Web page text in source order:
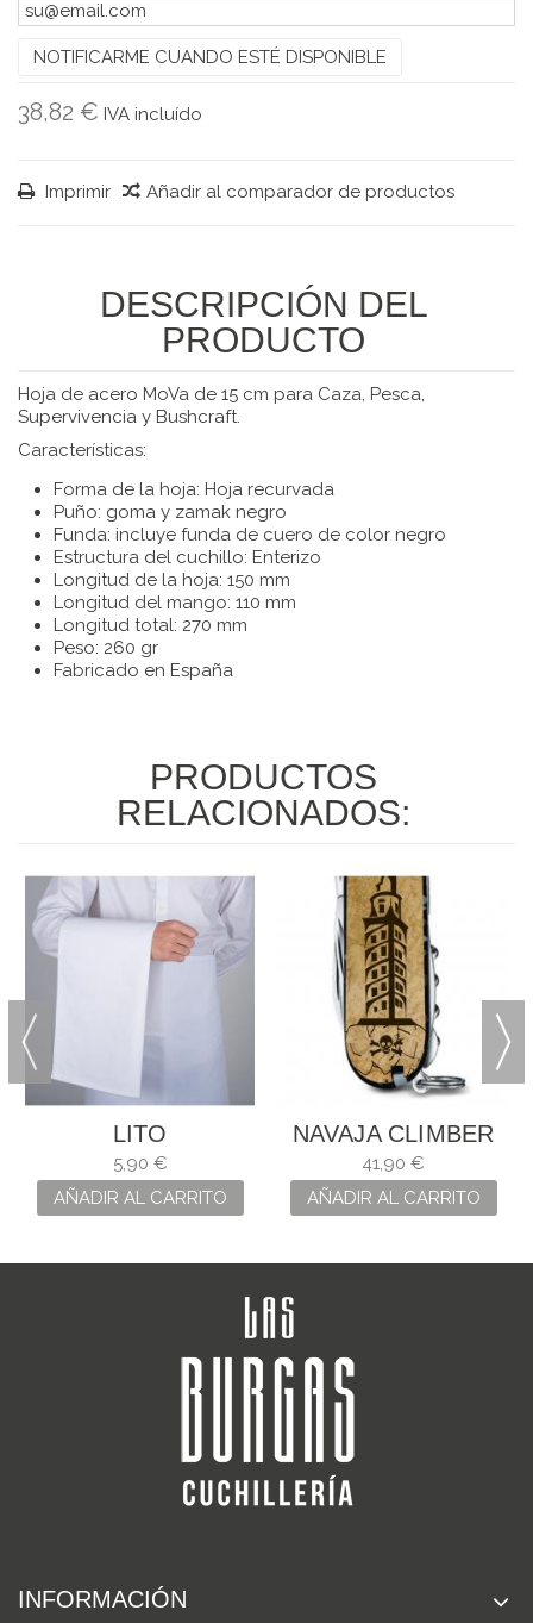
NOTIFICARME CUANDO ESTÉ DISPONIBLE
38,82 € IVA incluído
Imprimir Añadir al comparador de productos
DESCRIPCIÓN DEL
PRODUCTO
Hoja de acero MoVa de 15 cm para Caza, Pesca,
Supervivencia y Bushcraft.
Características:
Forma de la hoja: Hoja recurvada
Puño: goma y zamak negro
Funda: incluye funda de cuero de color negro
Estructura del cuchillo: Enterizo
Longitud de la hoja: 150 mm
Longitud del mango: 110 mm
Longitud total: 270 mm
Peso: 260 gr
Fabricado en España
PRODUCTOS
RELACIONADOS:
LITO
5,90 €
AÑADIR AL CARRITO
NAVAJA CLIMBER
MARIÑEIRA
41,90 €
AÑADIR AL CARRITO
INFORMACIÓN